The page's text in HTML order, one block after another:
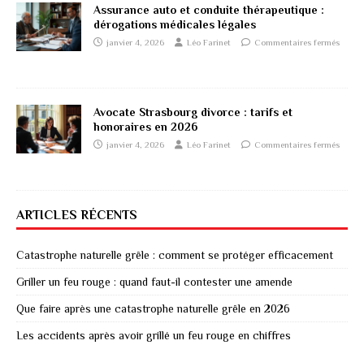
Assurance auto et conduite thérapeutique :
dérogations médicales légales
janvier 4, 2026 Léo Farinet Commentaires fermés
Avocate Strasbourg divorce : tarifs et
honoraires en 2026
janvier 4, 2026 Léo Farinet Commentaires fermés
ARTICLES RÉCENTS
Catastrophe naturelle grêle : comment se protéger efficacement
Griller un feu rouge : quand faut-il contester une amende
Que faire après une catastrophe naturelle grêle en 2026
Les accidents après avoir grillé un feu rouge en chiffres